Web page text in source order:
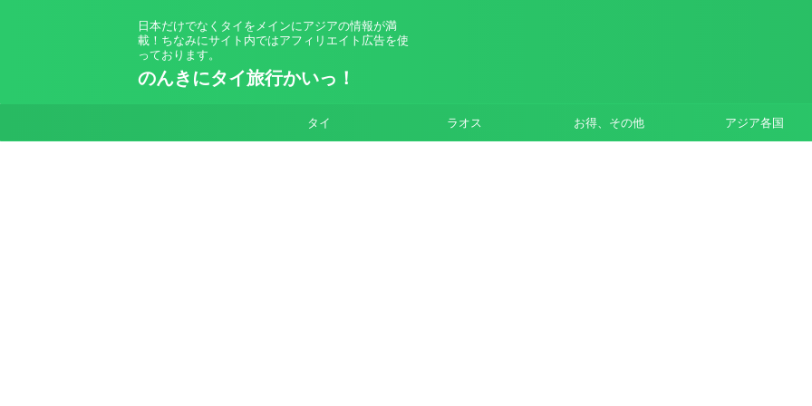
日本だけでなくタイをメインにアジアの情報が満
載！ちなみにサイト内ではアフィリエイト広告を使
っております。
のんきにタイ旅行かいっ！
タイ ラオス お得、その他 アジア各国